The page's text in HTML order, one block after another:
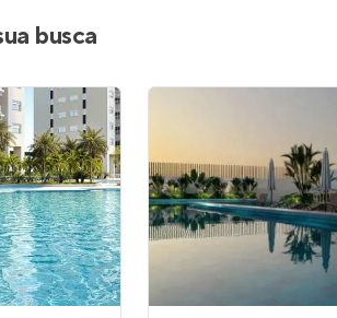
busca